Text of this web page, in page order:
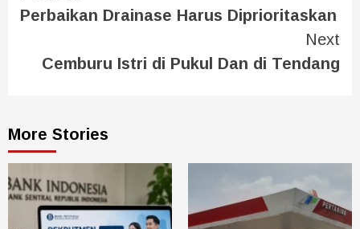
Perbaikan Drainase Harus Diprioritaskan
Next
Cemburu Istri di Pukul Dan di Tendang
More Stories